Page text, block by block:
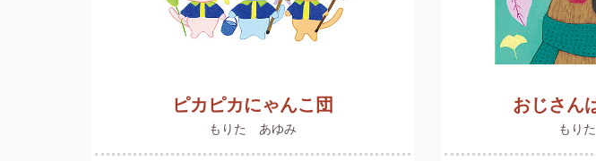
ピカピカにゃんこ団
もりた あゆみ
おじさん
もり